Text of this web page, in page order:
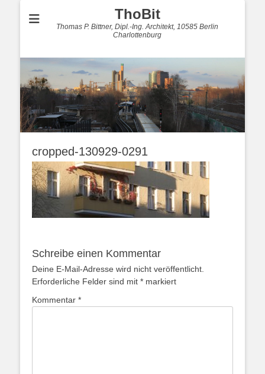
ThoBit
Thomas P. Bittner, Dipl.-Ing. Architekt, 10585 Berlin
Charlottenburg
cropped-130929-0291
Schreibe einen Kommentar
Deine E-Mail-Adresse wird nicht veröffentlicht.
Erforderliche Felder sind mit * markiert
Kommentar *